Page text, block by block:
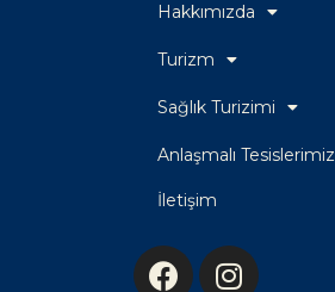
Hakkımızda
Turizm
Sağlık Turizimi
Anlaşmalı Tesislerimiz
İletişim